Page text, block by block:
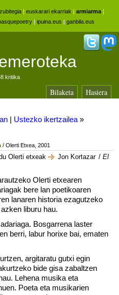
| euskarari ekarriak | armiarma |
| ipuina.eus | ganbila.eus
kritika
Bilaketa Hasiera
| Ustezko ikertzailea »
/ Olerti Etxea, 2001
Olerti etxeak Jon Kortazar / El
Olerti etxearen
bere lan poetikoaren
lanaren historia ezagutzeko
azken liburu hau.
Bosgarrena laster
berri, labur horixe bai, ematen
argitaratu gutxi egin
bide gisa zabaltzen
Lehena musika eta
Poeta eta musikarien